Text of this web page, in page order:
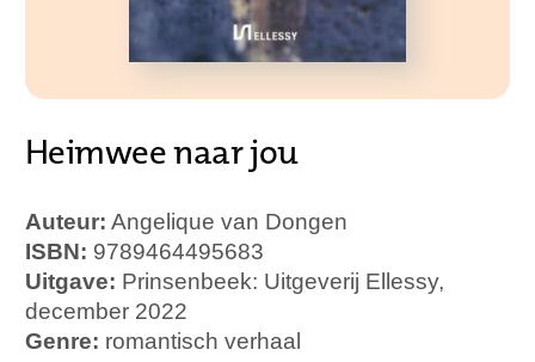
Heimwee naar jou
Auteur: Angelique van Dongen
ISBN: 9789464495683
Uitgave: Prinsenbeek: Uitgeverij Ellessy,
december 2022
Genre: romantisch verhaal